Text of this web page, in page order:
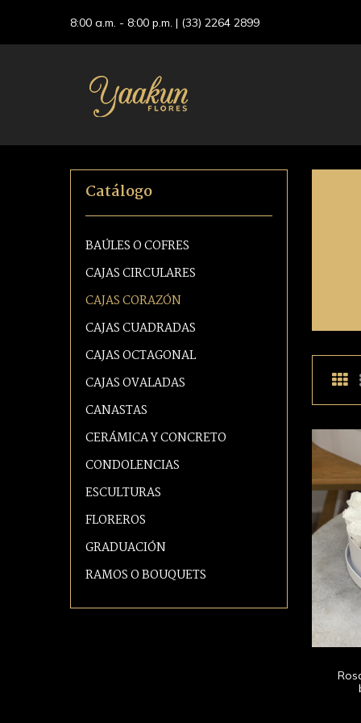
8:00 a.m. - 8:00 p.m. | (33) 2264 2899
Catálogo
BAÚLES O COFRES
CAJAS CIRCULARES
CAJAS CORAZÓN
CAJAS CUADRADAS
CAJAS OCTAGONAL
CAJAS OVALADAS
CANASTAS
CERÁMICA Y CONCRETO
CONDOLENCIAS
ESCULTURAS
FLOREROS
GRADUACIÓN
RAMOS O BOUQUETS